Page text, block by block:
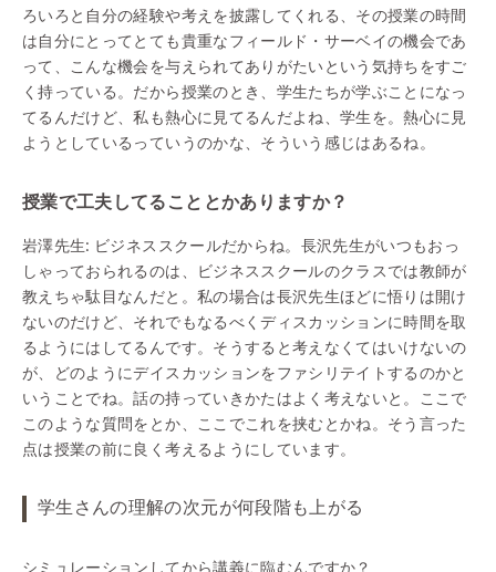
ろいろと自分の経験や考えを披露してくれる、その授業の時間
は自分にとってとても貴重なフィールド・サーベイの機会であ
って、こんな機会を与えられてありがたいという気持ちをすご
く持っている。だから授業のとき、学生たちが学ぶことになっ
てるんだけど、私も熱心に見てるんだよね、学生を。熱心に見
ようとしているっていうのかな、そういう感じはあるね。
授業で工夫してることとかありますか？
岩澤先生: ビジネススクールだからね。長沢先生がいつもおっ
しゃっておられるのは、ビジネススクールのクラスでは教師が
教えちゃ駄目なんだと。私の場合は長沢先生ほどに悟りは開け
ないのだけど、それでもなるべくディスカッションに時間を取
るようにはしてるんです。そうすると考えなくてはいけないの
が、どのようにデイスカッションをファシリテイトするのかと
いうことでね。話の持っていきかたはよく考えないと。ここで
このような質問をとか、ここでこれを挟むとかね。そう言った
点は授業の前に良く考えるようにしています。
学生さんの理解の次元が何段階も上がる
シミュレーションしてから講義に臨むんですか？